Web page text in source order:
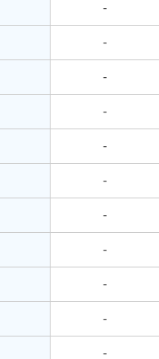
-
-
-
-
-
-
-
-
-
-
-